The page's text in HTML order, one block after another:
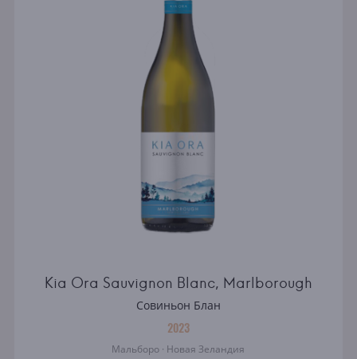
Kia Ora Sauvignon Blanc, Marlborough
Совиньон Блан
2023
Мальборо · Новая Зеландия